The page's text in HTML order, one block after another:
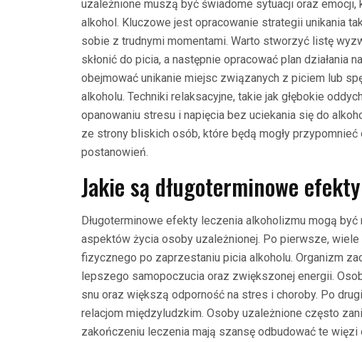
uzależnione muszą być świadome sytuacji oraz
alkohol. Kluczowe jest opracowanie strategii unikania
sobie z trudnymi momentami. Warto stworzyć listę
skłonić do picia, a następnie opracować plan działania
obejmować unikanie miejsc związanych z piciem lub
alkoholu. Techniki relaksacyjne, takie jak głębokie
opanowaniu stresu i napięcia bez uciekania się do
ze strony bliskich osób, które będą mogły
postanowień.
Jakie są długoterminowe
Długoterminowe efekty leczenia alkoholizmu mogą
aspektów życia osoby uzależnionej. Po pierwsze,
fizycznego po zaprzestaniu picia alkoholu. Organizm
lepszego samopoczucia oraz zwiększonej energii.
snu oraz większą odporność na stres i choroby. Po
relacjom międzyludzkim. Osoby uzależnione często
zakończeniu leczenia mają szansę odbudować te